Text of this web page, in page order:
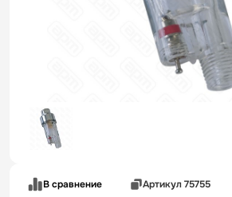
В сравнение Артикул 75755